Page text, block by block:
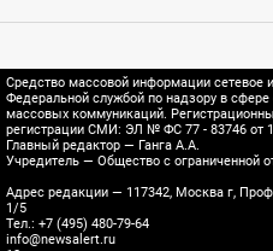
Средство массовой информации сетевое
Федеральной службой по надзору в
массовых коммуникаций.
регистрации СМИ: ЭЛ № ФС 77 - 83746 от
Главный редактор — Ганга А.А.
Учредитель — Общество с
Адрес редакции — 117342, Москва г,
1/5
Тел.: +7 (495) 480-79-64
info@newsalert.ru